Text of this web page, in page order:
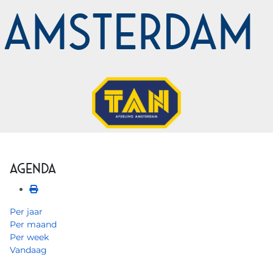
Amsterdam
Agenda
Per jaar
Per maand
Per week
Vandaag